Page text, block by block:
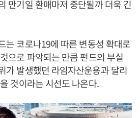
만기일 환매마저 중단될까 더욱 긴
는 코로나19에 따른 변동성 확대로
으로 파악되는 만큼 펀드의 부실
가 발생했던 라임자산운용과 달리
것이라는 시선도 나온다.